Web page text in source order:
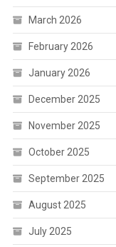
March 2026
February 2026
January 2026
December 2025
November 2025
October 2025
September 2025
August 2025
July 2025